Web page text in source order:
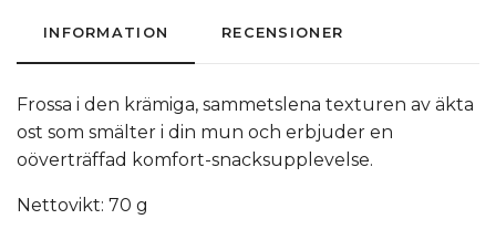
INFORMATION RECENSIONER
Frossa i den krämiga, sammetslena texturen av äkta
ost som smälter i din mun och erbjuder en
oöverträffad komfort-snacksupplevelse.
Nettovikt: 70 g